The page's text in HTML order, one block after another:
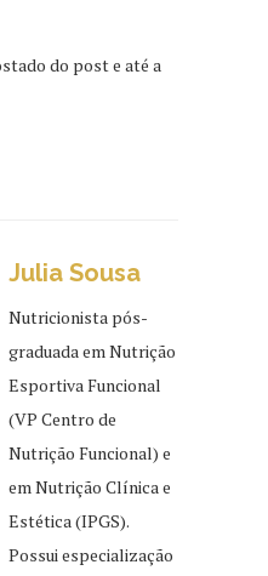
do post e até a
Julia Sousa
Nutricionista pós-
graduada em Nutrição
Esportiva Funcional
(VP Centro de
Nutrição Funcional) e
em Nutrição Clínica e
Estética (IPGS).
Possui especialização